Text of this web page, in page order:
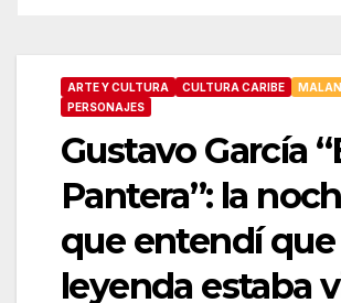
ARTE Y CULTURA CULTURA CARIBE
PERSONAJES
Gustavo García
Pantera”: la
que entendí que
leyenda estaba